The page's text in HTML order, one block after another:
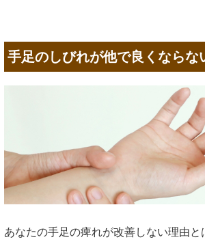
手足のしびれが他で良くならな
あなたの手足の痺れが改善しない理由と